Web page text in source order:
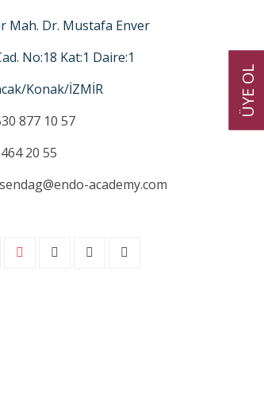
Mah. Dr. Mustafa Enver
No:18 Kat:1 Daire:1
Konak/İZMİR
877 10 57
20 55
academy.com
ÜYE OL